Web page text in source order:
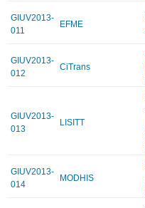
GIUV2013-
011
EFME
GIUV2013-
012
CiTrans
GIUV2013-
013
LISITT
GIUV2013-
014
MODHIS